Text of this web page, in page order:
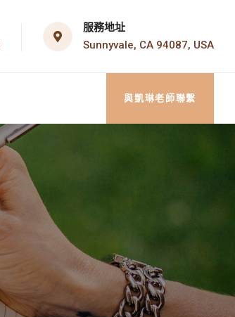
服務地址
Sunnyvale, CA 94087, USA
與凱琳老師聯繫